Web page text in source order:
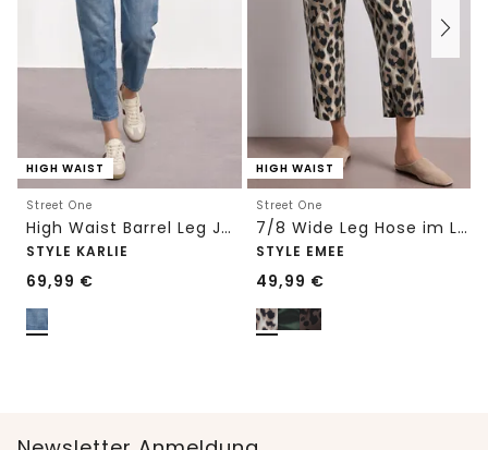
HIGH WAIST
Street One
High Waist Barrel Leg Jeans im Loose Fit
STYLE KARLIE
69,99 €
HIGH WAIST
Street One
7/8 Wide Leg Hose im Loose Fit mit Print
STYLE EMEE
49,99 €